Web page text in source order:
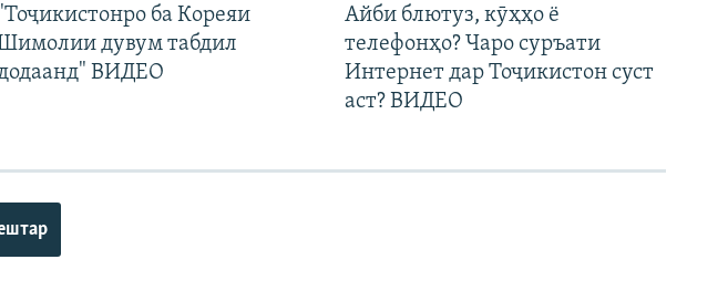
ба Кореяи
дувум табдил
ВИДЕО
Айби блютуз, кӯҳҳо ё
телефонҳо? Чаро суръати
Интернет дар Тоҷикистон суст
аст? ВИДЕО